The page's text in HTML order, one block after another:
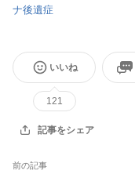
ナ後遺症
いいね
121
記事をシェア
前の記事